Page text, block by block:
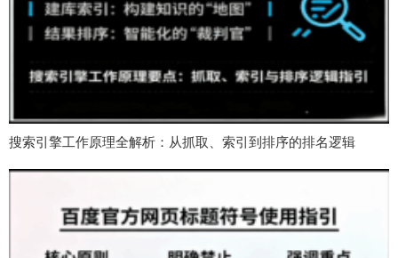
搜索引擎工作原理全解析：从抓取、索引到排序的排名逻辑